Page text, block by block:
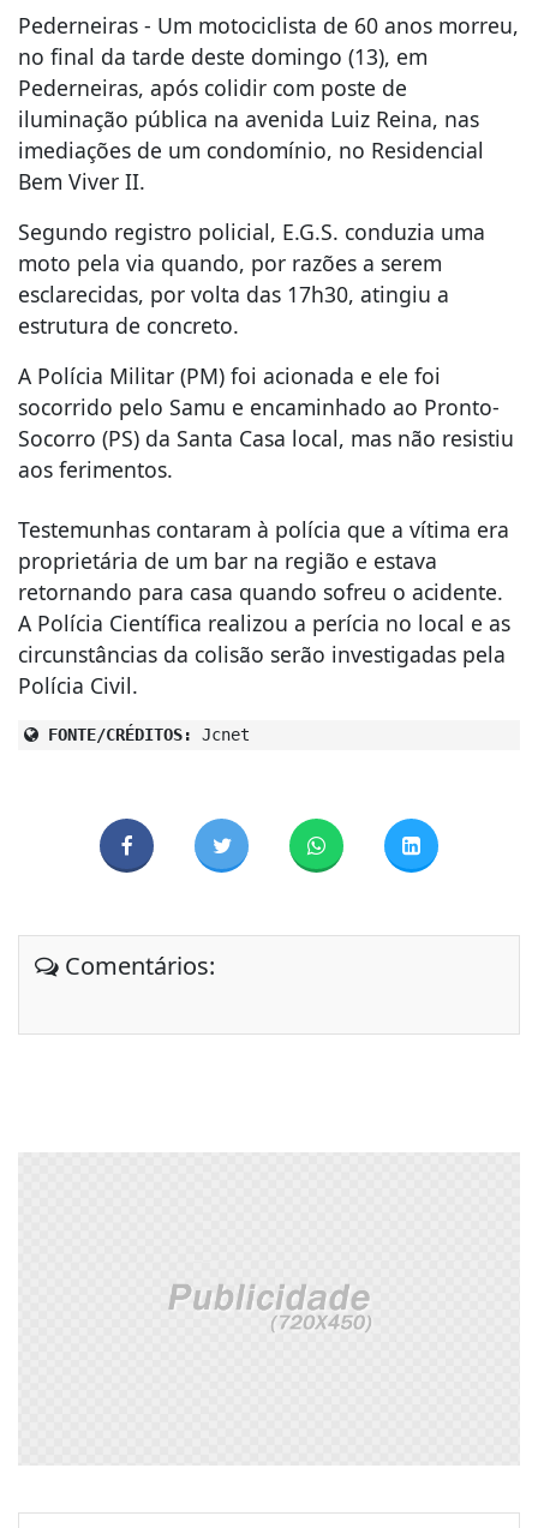
Pederneiras - Um motociclista de 60 anos morreu,
no final da tarde deste domingo (13), em
Pederneiras, após colidir com poste de
iluminação pública na avenida Luiz Reina, nas
imediações de um condomínio, no Residencial
Bem Viver II.
Segundo registro policial, E.G.S. conduzia uma
moto pela via quando, por razões a serem
esclarecidas, por volta das 17h30, atingiu a
estrutura de concreto.
A Polícia Militar (PM) foi acionada e ele foi
socorrido pelo Samu e encaminhado ao Pronto-
Socorro (PS) da Santa Casa local, mas não resistiu
aos ferimentos.
Testemunhas contaram à polícia que a vítima era
proprietária de um bar na região e estava
retornando para casa quando sofreu o acidente.
A Polícia Científica realizou a perícia no local e as
circunstâncias da colisão serão investigadas pela
Polícia Civil.
FONTE/CRÉDITOS: Jcnet
Comentários: